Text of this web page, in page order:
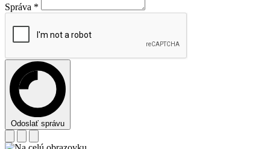
Správa *
Odoslať správu